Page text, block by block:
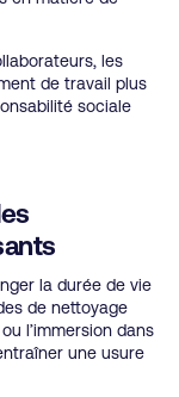
les
de travail plus
sociale
la durée de vie
de nettoyage
l’immersion dans
une usure